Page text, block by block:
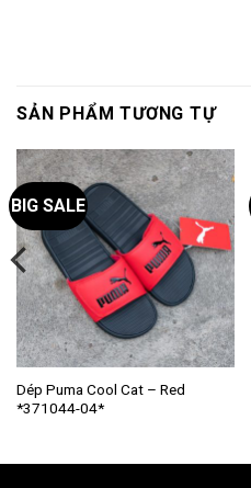
SẢN PHẨM TƯƠNG TỰ
BIG SALE
Dép Puma Cool Cat – Red
*371044-04*
Sản
phẩm